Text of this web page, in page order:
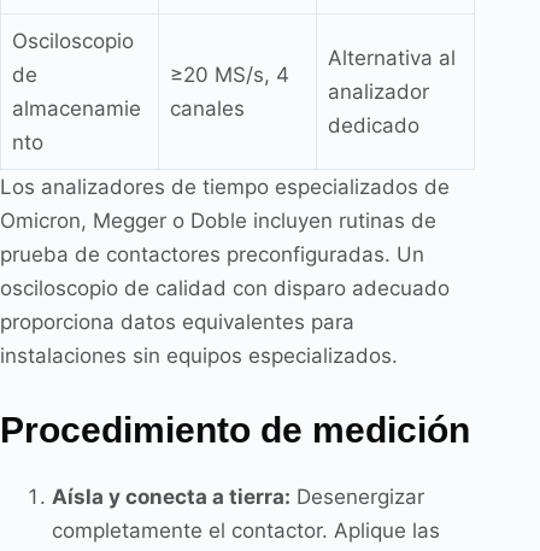
Osciloscopio
de
almacenamie
nto
≥20 MS/s, 4
canales
Alternativa al
analizador
dedicado
Los analizadores de tiempo especializados de
Omicron, Megger o Doble incluyen rutinas de
prueba de contactores preconfiguradas. Un
osciloscopio de calidad con disparo adecuado
proporciona datos equivalentes para
instalaciones sin equipos especializados.
Procedimiento de medición
Aísla y conecta a tierra: Desenergizar
completamente el contactor. Aplique las